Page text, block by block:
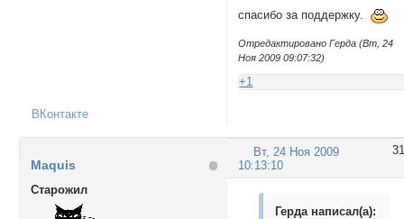
спасибо за поддержку.
Отредактировано Герда (Вт, 24
Ноя 2009 09:07:32)
+1
ВКонтакте
31
Вт, 24 Ноя 2009
10:13:10
Maquis
Cтарожил
Герда написал(а):